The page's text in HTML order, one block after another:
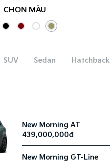
CHỌN MÀU
SUV Sedan Hatchback
New Morning AT
439,000,000đ
New Morning GT-Line